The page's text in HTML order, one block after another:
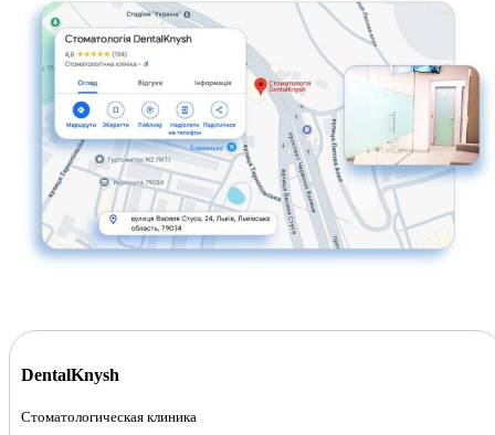
DentalKnysh
Стоматологическая клиника